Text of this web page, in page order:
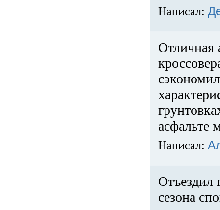
Написал:
Отличная
асфальте
Написал:
Отъездил
сезона